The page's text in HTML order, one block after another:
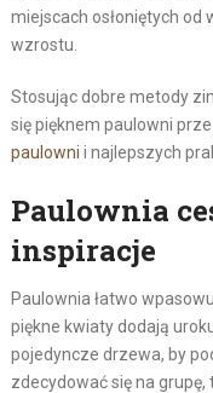
miejscach osłoniętych od
wzrostu.
Stosując dobre metody
się pięknem paulowni
paulowni i najlepszych
Paulownia
inspiracje
Paulownia łatwo
piękne kwiaty dodają
pojedyncze drzewa, by
zdecydować się na grupę,